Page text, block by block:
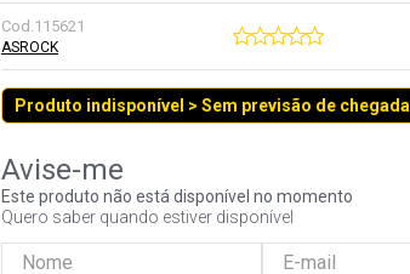
Cod.115621
ASROCK
Produto indisponível > Sem previsão de chegada
Este produto não está disponível no momento
Quero saber quando estiver disponível